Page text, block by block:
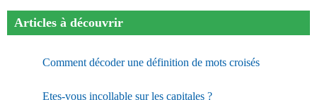
Articles à découvrir
Comment décoder une définition de mots croisés
Etes-vous incollable sur les capitales ?